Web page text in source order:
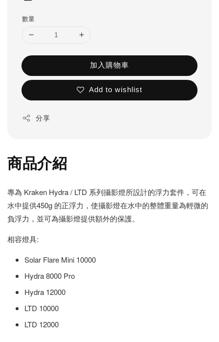
數量
加入購物車
Add to wishlist
分享
商品介紹
專為 Kraken Hydra / LTD 系列攝影燈所設計的浮力套件，可在
水中提供450g 的正浮力，使攝影燈在水中的整體重量為輕微的
負浮力，並可為攝影燈提供額外的保護。
相容燈具:
Solar Flare Mini 10000
Hydra 8000 Pro
Hydra 12000
LTD 10000
LTD 12000